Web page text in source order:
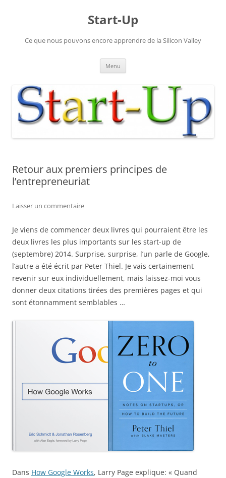
Start-Up
Ce que nous pouvons encore apprendre de la Silicon Valley
Menu
Retour aux premiers principes de
l’entrepreneuriat
Laisser un commentaire
Je viens de commencer deux livres qui pourraient être les
deux livres les plus importants sur les start-up de
(septembre) 2014. Surprise, surprise, l’un parle de Google,
l’autre a été écrit par Peter Thiel. Je vais certainement
revenir sur eux individuellement, mais laissez-moi vous
donner deux citations tirées des premières pages et qui
sont étonnamment semblables …
Dans How Google Works, Larry Page explique: « Quand